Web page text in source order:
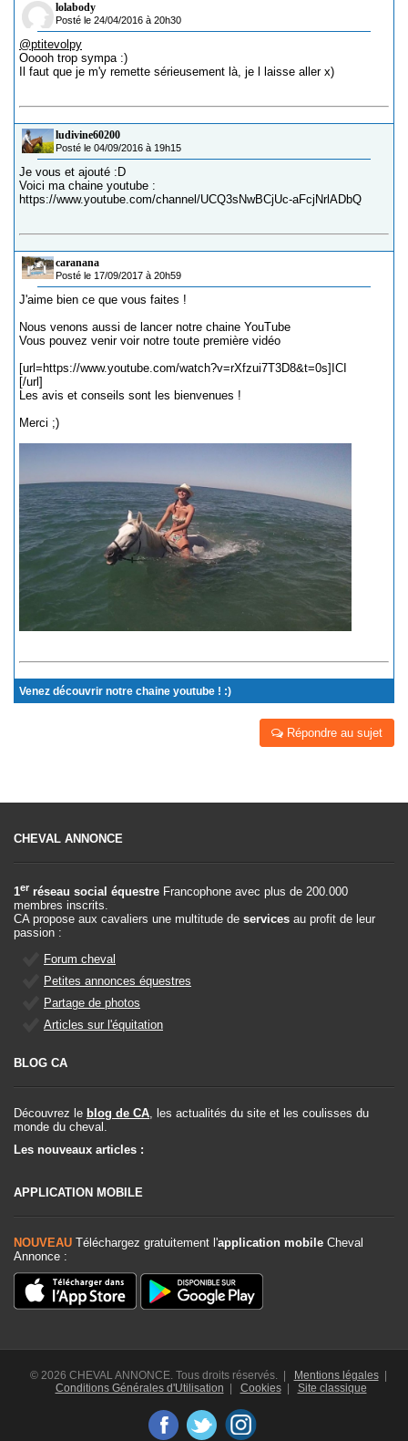
lolabody
Posté le 24/04/2016 à 20h30
@ptitevolpy
Ooooh trop sympa :)
Il faut que je m'y remette sérieusement là, je l laisse aller x)
ludivine60200
Posté le 04/09/2016 à 19h15
Je vous et ajouté :D
Voici ma chaine youtube :
https://www.youtube.com/channel/UCQ3sNwBCjUc-aFcjNrlADbQ
caranana
Posté le 17/09/2017 à 20h59
J'aime bien ce que vous faites !
Nous venons aussi de lancer notre chaine YouTube
Vous pouvez venir voir notre toute première vidéo
[url=https://www.youtube.com/watch?v=rXfzui7T3D8&t=0s]ICI
[/url]
Les avis et conseils sont les bienvenues !
Merci ;)
Venez découvrir notre chaine youtube ! :)
Répondre au sujet
CHEVAL ANNONCE
1er réseau social équestre Francophone avec plus de 200.000
membres inscrits.
CA propose aux cavaliers une multitude de services au profit de leur
passion :
Forum cheval
Petites annonces équestres
Partage de photos
Articles sur l'équitation
BLOG CA
Découvrez le blog de CA, les actualités du site et les coulisses du
monde du cheval.
Les nouveaux articles :
APPLICATION MOBILE
NOUVEAU Téléchargez gratuitement l'application mobile Cheval
Annonce :
© 2026 CHEVAL ANNONCE. Tous droits réservés. | Mentions légales|
Conditions Générales d'Utilisation
Cookies| Site classique